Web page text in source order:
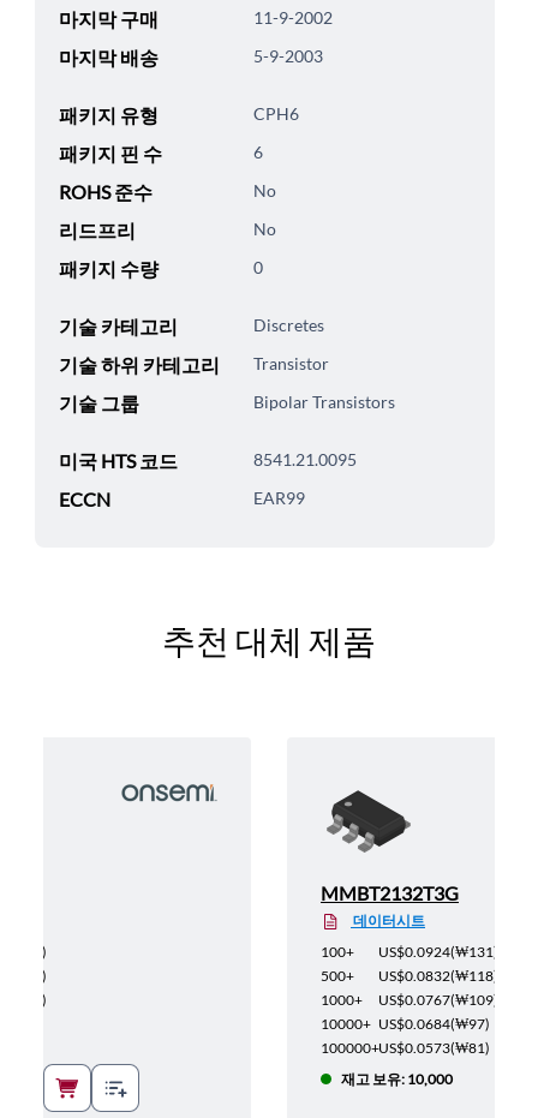
마지막 구매 11-9-2002
마지막 배송 5-9-2003
패키지 유형 CPH6
패키지 핀 수 6
ROHS 준수 No
리드프리 No
패키지 수량 0
기술 카테고리 Discretes
기술 하위 카테고리 Transistor
기술 그룹 Bipolar Transistors
미국 HTS 코드 8541.21.0095
ECCN EAR99
추천 대체 제품
)
)
)
MMBT2132T3G
데이터시트
100+
US$0.0924(₩131)
500+
US$0.0832(₩118)
1000+
US$0.0767(₩109)
10000+ US$0.0684(₩97)
100000+US$0.0573(₩81)
재고 보유: 10,000